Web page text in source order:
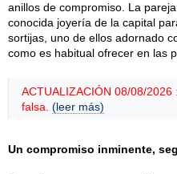
anillos de compromiso. La
conocida joyería de la capital
sortijas, uno de ellos adornado
como es habitual ofrecer en las
ACTUALIZACIÓN 08/08/
falsa. (leer más)
Un compromiso inminente,